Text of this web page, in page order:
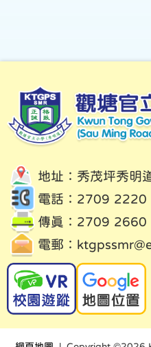
地址：秀茂坪秀明
電話：2709 2220
傳真：2709 2660
電郵：